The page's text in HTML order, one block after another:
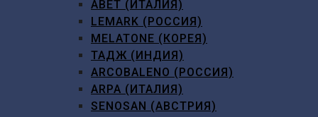
ABET (ИТАЛИЯ)
LEMARK (РОССИЯ)
MELATONE (КОРЕЯ)
ТАДЖ (ИНДИЯ)
ARCOBALENO (РОССИЯ)
ARPA (ИТАЛИЯ)
SENOSAN (АВСТРИЯ)